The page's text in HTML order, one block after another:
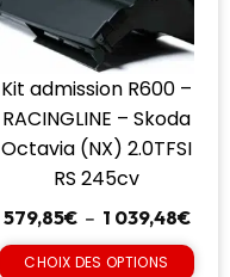
Kit admission R600 –
RACINGLINE – Skoda
Octavia (NX) 2.0TFSI
RS 245cv
579,85€ – 1 039,48€
CHOIX DES OPTIONS